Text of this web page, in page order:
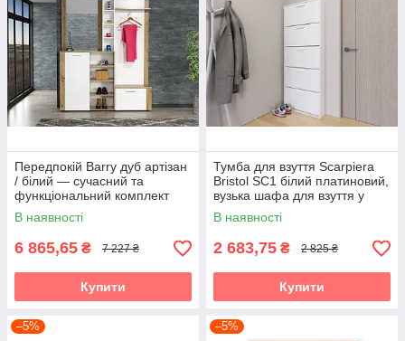
Передпокій Barry дуб артізан
/ білий — сучасний та
функціональний комплект
для коридору Accord
В наявності
6 865,65 ₴ 7 227 ₴
Купити
Тумба для взуття Scarpiera
Bristol SC1 білий платиновий,
вузька шафа для взуття у
передпокій Accord
В наявності
2 683,75 ₴ 2 825 ₴
Купити
–5% –5%